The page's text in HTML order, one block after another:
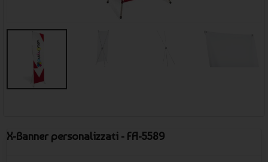
X-Banner personalizzati - FA-5589